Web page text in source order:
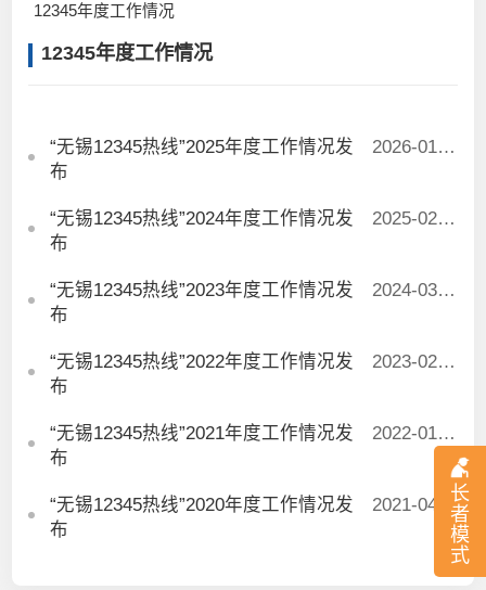
长
者
模
式
12345年度工作情况
12345年度工作情况
“无锡12345热线”2025年度工作情况发
布
2026-01-28
“无锡12345热线”2024年度工作情况发
布
2025-02-13
“无锡12345热线”2023年度工作情况发
布
2024-03-27
“无锡12345热线”2022年度工作情况发
布
2023-02-10
“无锡12345热线”2021年度工作情况发
布
2022-01-20
“无锡12345热线”2020年度工作情况发
布
2021-04-21